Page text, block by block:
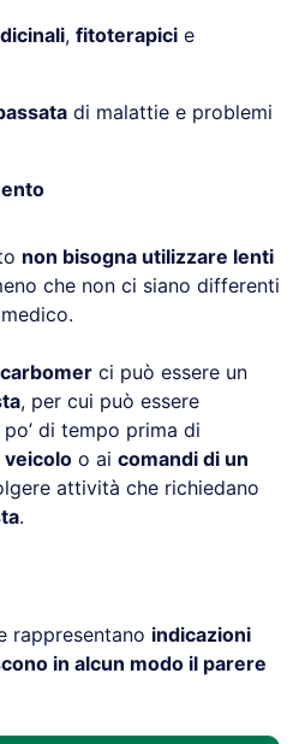
, fitoterapici e
di malattie e problemi
non bisogna utilizzare lenti
che non ci siano differenti
carbomer ci può essere un
, per cui può essere
di tempo prima di
veicolo o ai comandi di un
attività che richiedano
.
rappresentano indicazioni
in alcun modo il parere